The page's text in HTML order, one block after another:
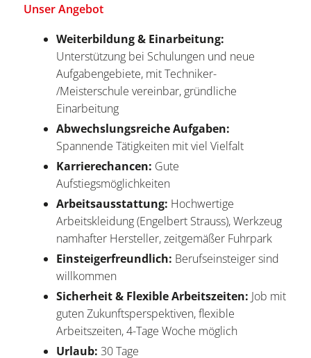
Unser Angebot
Weiterbildung & Einarbeitung:
Unterstützung bei Schulungen und neue
Aufgabengebiete, mit Techniker-
/Meisterschule vereinbar, gründliche
Einarbeitung
Abwechslungsreiche Aufgaben:
Spannende Tätigkeiten mit viel Vielfalt
Karrierechancen: Gute
Aufstiegsmöglichkeiten
Arbeitsausstattung: Hochwertige
Arbeitskleidung (Engelbert Strauss), Werkzeug
namhafter Hersteller, zeitgemäßer Fuhrpark
Einsteigerfreundlich: Berufseinsteiger sind
willkommen
Sicherheit & Flexible Arbeitszeiten: Job mit
guten Zukunftsperspektiven, flexible
Arbeitszeiten, 4-Tage Woche möglich
Urlaub: 30 Tage